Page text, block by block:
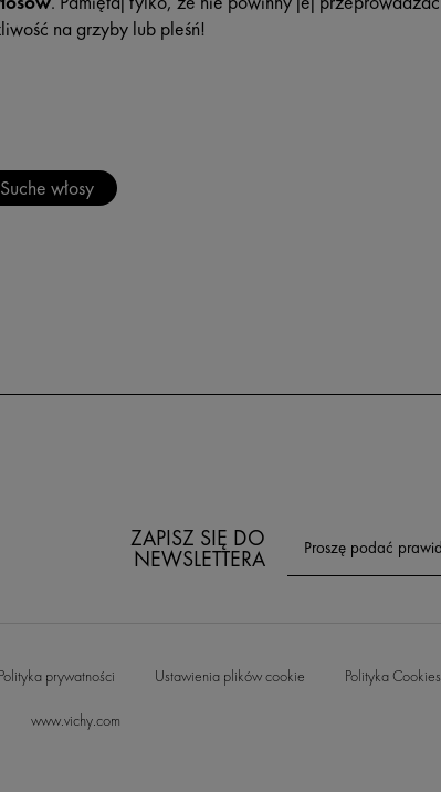
na grzyby lub pleśń!
włosy
ZAPISZ SIĘ DO
NEWSLETTERA
Polityka prywatności Ustawienia plików cookie Polityka Cookies
www.vichy.com